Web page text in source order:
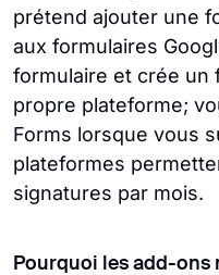
prétend ajouter une
aux formulaires
formulaire et crée un
propre plateforme;
Forms lorsque vous
plateformes
signatures par mois.
Pourquoi les add-